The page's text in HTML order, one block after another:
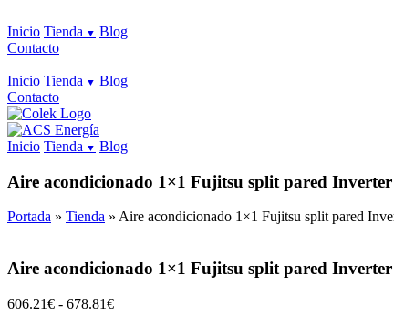
Inicio Tienda
Blog
Contacto
Inicio Tienda
Blog
Contacto
Inicio Tienda Blog
Aire acondicionado 1×1 Fujitsu split pared Inverter
Portada » Tienda » Aire acondicionado 1×1 Fujitsu split pared
Aire acondicionado 1×1 Fujitsu split pared Inverter
606.21€ - 678.81€Rango